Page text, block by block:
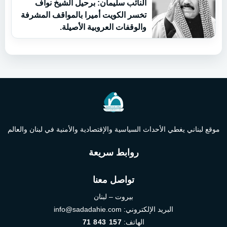
النائب سليمان: برحيل الشيخ نواف
تخسر الكويت أميرا بالمواقف المشرفة
والوقفات العروبية الأصيلة.
موقع لبناني يغطي الأحداث السياسية والإقتصادية والأمنية في لبنان والعالم
روابط سريعة
تواصل معنا
بيروت – لبنان
البريد الإلكتروني: info@sadadahie.com
الهاتف: 71 843 157